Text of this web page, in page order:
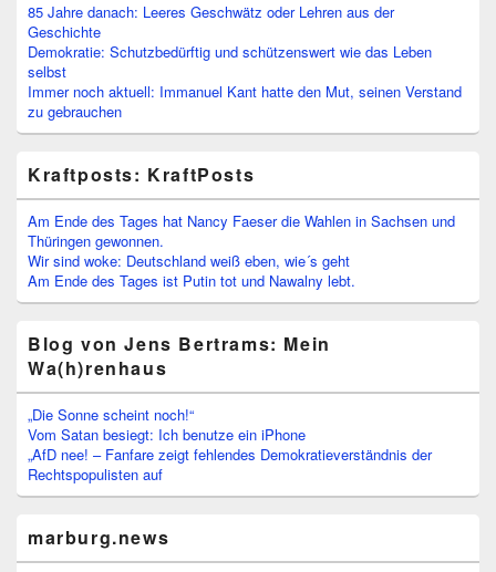
85 Jahre danach: Leeres Geschwätz oder Lehren aus der
Geschichte
Demokratie: Schutzbedürftig und schützenswert wie das Leben
selbst
Immer noch aktuell: Immanuel Kant hatte den Mut, seinen Verstand
zu gebrauchen
Kraftposts: KraftPosts
Am Ende des Tages hat Nancy Faeser die Wahlen in Sachsen und
Thüringen gewonnen.
Wir sind woke: Deutschland weiß eben, wie´s geht
Am Ende des Tages ist Putin tot und Nawalny lebt.
Blog von Jens Bertrams: Mein
Wa(h)renhaus
„Die Sonne scheint noch!“
Vom Satan besiegt: Ich benutze ein iPhone
„AfD nee! – Fanfare zeigt fehlendes Demokratieverständnis der
Rechtspopulisten auf
marburg.news